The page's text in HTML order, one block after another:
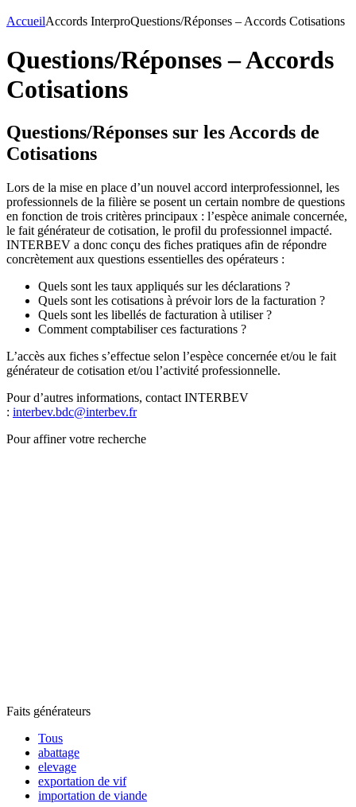
AccueilAccords InterproQuestions/Réponses – Accords Cotisations
Questions/Réponses – Accords
Cotisations
Questions/Réponses sur les Accords de
Cotisations
Lors de la mise en place d’un nouvel accord interprofessionnel, les
professionnels de la filière se posent un certain nombre de questions
en fonction de trois critères principaux : l’espèce animale concernée,
le fait générateur de cotisation, le profil du professionnel impacté.
INTERBEV a donc conçu des fiches pratiques afin de répondre
concrètement aux questions essentielles des opérateurs :
Quels sont les taux appliqués sur les déclarations ?
Quels sont les cotisations à prévoir lors de la facturation ?
Quels sont les libellés de facturation à utiliser ?
Comment comptabiliser ces facturations ?
L’accès aux fiches s’effectue selon l’espèce concernée et/ou le fait
générateur de cotisation et/ou l’activité professionnelle.
Pour d’autres informations, contact INTERBEV
: interbev.bdc@interbev.fr
Pour affiner votre recherche
Faits générateurs
Tous
abattage
elevage
exportation de vif
importation de viande